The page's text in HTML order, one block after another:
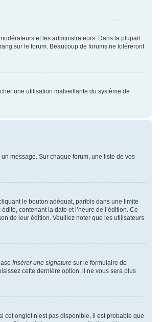
et les administrateurs. Dans la plupart
sur le forum. Beaucoup de forums ne toléreront
une utilisation malveillante du système de
message. Sur chaque forum, une liste de vos
le bouton adéquat, parfois dans une limite
contenant la date et l’heure de l’édition. Ce
de leur édition. Veuillez noter que les utilisateurs
Insérer une signature sur le formulaire de
cette dernière option, il ne vous sera plus
cet onglet n’est pas disponible, il est probable que